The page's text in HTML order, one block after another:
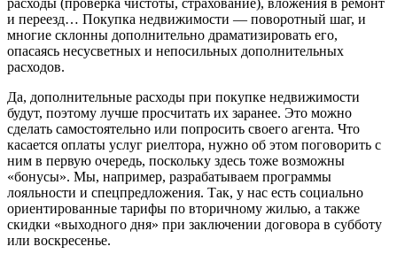
расходы (проверка чистоты, страхование), вложения в ремонт
и переезд… Покупка недвижимости — поворотный шаг, и
многие склонны дополнительно драматизировать его,
опасаясь несусветных и непосильных дополнительных
расходов.
Да, дополнительные расходы при покупке недвижимости
будут, поэтому лучше просчитать их заранее. Это можно
сделать самостоятельно или попросить своего агента. Что
касается оплаты услуг риелтора, нужно об этом поговорить с
ним в первую очередь, поскольку здесь тоже возможны
«бонусы». Мы, например, разрабатываем программы
лояльности и спецпредложения. Так, у нас есть социально
ориентированные тарифы по вторичному жилью, а также
скидки «выходного дня» при заключении договора в субботу
или воскресенье.